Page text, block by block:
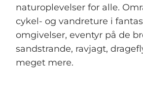
naturoplevelser for alle.
cykel- og vandreture i
omgivelser, eventyr på de
sandstrande, ravjagt,
meget mere.